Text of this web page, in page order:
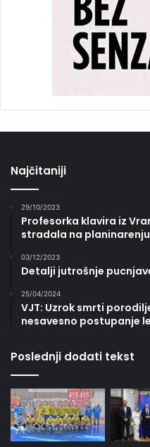
Najčitaniji
29/10/2023
Profesorka klavira iz
stradala na planinarenju
03/12/2023
Detalji jutrošnje
25/04/2024
VJT: Uzrok smrti
nesavesno postupanje
Poslednji dodati tekst